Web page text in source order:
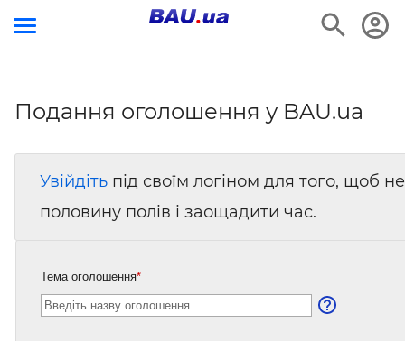
Подання оголошення у BAU.ua
Увійдіть під своїм логіном для того, щоб
половину полів і заощадити час.
Тема оголошення*